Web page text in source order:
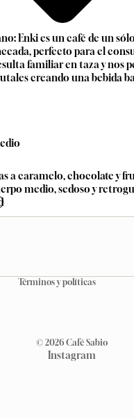
Enki es un café de un
perfecto para el
familiar en taza y nos
creando una bebida
a caramelo, chocolate y
medio, sedoso y
Términos y políticas
© 2026 Café Sabio
Instagram